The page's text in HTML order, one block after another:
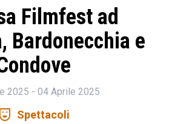
Filmfest ad
Bardonecchia e
2025 - 04 Aprile 2025
comedy_mask Spettacoli